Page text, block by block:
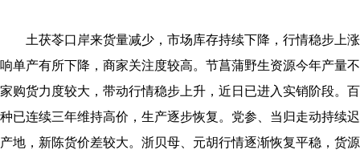
土茯苓口岸来货量减少，市场库存持续下降，行情稳步上
响单产有所下降，商家关注度较高。节菖蒲野生资源今年产量
家购货力度较大，带动行情稳步上升，近日已进入实销阶段。
种已连续三年维持高价，生产逐步恢复。党参、当归走动持续
产地，新陈货价差较大。浙贝母、元胡行情逐渐恢复平稳，货